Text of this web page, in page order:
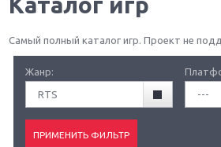
Самый полный каталог игр. Проект не
Жанр:
RTS ---